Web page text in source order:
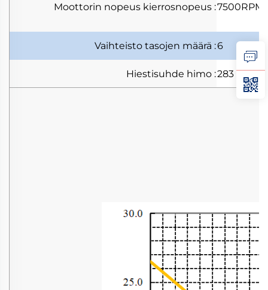
Moottorin nopeus kierrosnopeus :7500RPM
Vaihteisto tasojen määrä :6
Hiestisuhde himo :283